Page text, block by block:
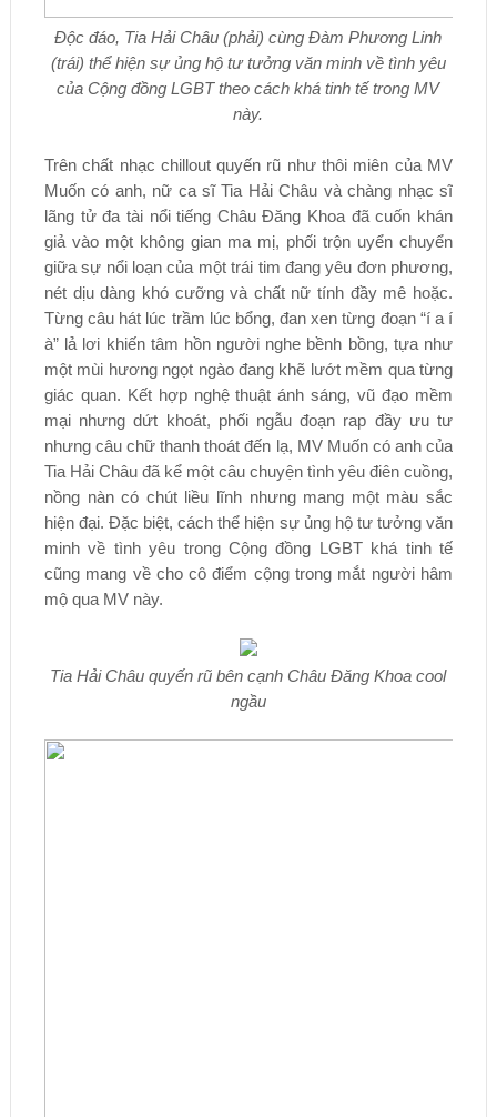
Độc đáo, Tia Hải Châu (phải) cùng Đàm Phương Linh
(trái) thể hiện sự ủng hộ tư tưởng văn minh về tình yêu
của Cộng đồng LGBT theo cách khá tinh tế trong MV
này.
Trên chất nhạc chillout quyến rũ như thôi miên của MV
Muốn có anh, nữ ca sĩ Tia Hải Châu và chàng nhạc sĩ
lãng tử đa tài nổi tiếng Châu Đăng Khoa đã cuốn khán
giả vào một không gian ma mị, phối trộn uyển chuyển
giữa sự nổi loạn của một trái tim đang yêu đơn phương,
nét dịu dàng khó cưỡng và chất nữ tính đầy mê hoặc.
Từng câu hát lúc trầm lúc bổng, đan xen từng đoạn “í a í
à” lả lơi khiến tâm hồn người nghe bềnh bồng, tựa như
một mùi hương ngọt ngào đang khẽ lướt mềm qua từng
giác quan. Kết hợp nghệ thuật ánh sáng, vũ đạo mềm
mại nhưng dứt khoát, phối ngẫu đoạn rap đầy ưu tư
nhưng câu chữ thanh thoát đến lạ, MV Muốn có anh của
Tia Hải Châu đã kể một câu chuyện tình yêu điên cuồng,
nồng nàn có chút liều lĩnh nhưng mang một màu sắc
hiện đại. Đặc biệt, cách thể hiện sự ủng hộ tư tưởng văn
minh về tình yêu trong Cộng đồng LGBT khá tinh tế
cũng mang về cho cô điểm cộng trong mắt người hâm
mộ qua MV này.
Tia Hải Châu quyến rũ bên cạnh Châu Đăng Khoa cool
ngầu